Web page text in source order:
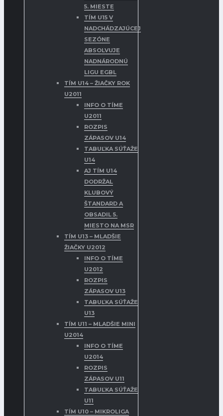
5. MIESTE
TÍM U15 V
NADCHÁDZAJÚCEJ
SEZÓNE
ABSOLVUJE
NADNÁRODNÚ
LIGU EGBL
TÍM U14 – ŽIAČKY ROK
U2011
INFO O TÍME
U2011
ROZPIS
ZÁPASOV U14
TABUĽKA SÚŤAŽE
U14
AJ TÍM U14
DODRŽAL
KLUBOVÝ
ŠTANDARD A
OBSADIL 5.
MIESTO NA MSR
TÍM U13 – MLADŠIE
ŽIAČKY U2012
INFO O TÍME
U2012
ROZPIS
ZÁPASOV U13
TABUĽKA SÚŤAŽE
U13
TÍM U11 – MLADŠIE MINI
U2014
INFO O TÍME
U2014
ROZPIS
ZÁPASOV U11
TABUĽKA SÚŤAŽE
U11
TÍM U10 – MIKROLIGA